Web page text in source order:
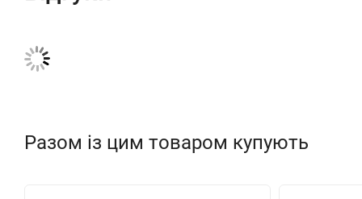
Разом із цим товаром купують